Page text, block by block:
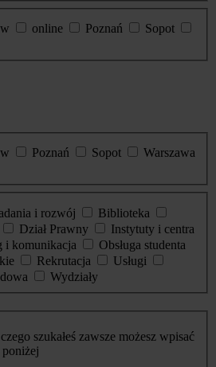
online Poznań
Sopot
Poznań Sopot
Warszawa
i rozwój
Biblioteka
Dział Prawny
Instytuty i centra
i komunikacja
Obsługa studenta
Rekrutacja
Usługi
Wydziały
szukałeś zawsze możesz wpisać
poniżej